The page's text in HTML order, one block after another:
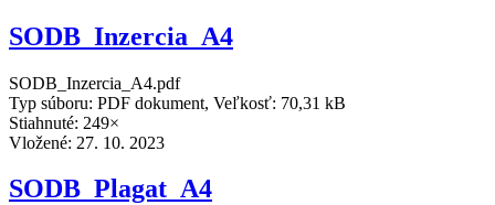
SODB_Inzercia_A4
SODB_Inzercia_A4.pdf
Typ súboru: PDF dokument, Veľkosť: 70,31 kB
Stiahnuté: 249×
Vložené: 27. 10. 2023
SODB_Plagat_A4